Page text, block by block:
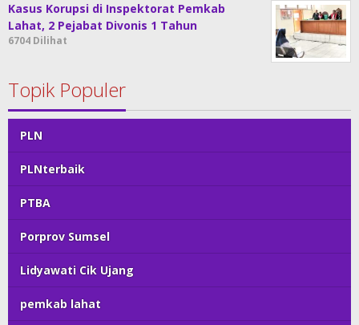
Kasus Korupsi di Inspektorat Pemkab
Lahat, 2 Pejabat Divonis 1 Tahun
6704 Dilihat
Topik Populer
PLN
PLNterbaik
PTBA
Porprov Sumsel
Lidyawati Cik Ujang
pemkab lahat